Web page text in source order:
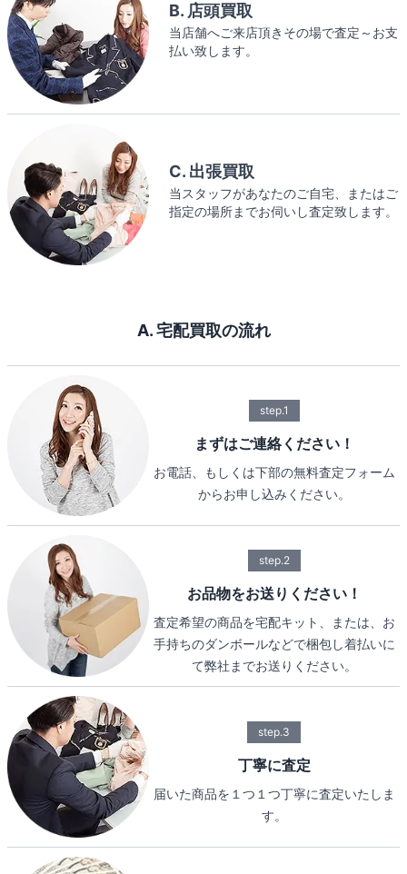
B. 店頭買取
当店舗へご来店頂きその場で査定～お支
払い致します。
C. 出張買取
当スタッフがあなたのご自宅、またはご
指定の場所までお伺いし査定致します。
A. 宅配買取の流れ
step.1
まずはご連絡ください！
お電話、もしくは下部の無料査定フォーム
からお申し込みください。
step.2
お品物をお送りください！
査定希望の商品を宅配キット、または、お
手持ちのダンボールなどで梱包し着払いに
て弊社までお送りください。
step.3
丁寧に査定
届いた商品を１つ１つ丁寧に査定いたしま
す。